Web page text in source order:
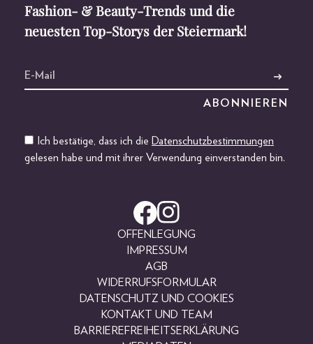
Fashion- & Beauty-Trends und die
neuesten Top-Storys der Steiermark!
Ich bestätige, dass ich die Datenschutzbestimmungen
gelesen habe und mit ihrer Verwendung einverstanden bin.
OFFENLEGUNG
IMPRESSUM
AGB
WIDERRUFSFORMULAR
DATENSCHUTZ UND COOKIES
KONTAKT UND TEAM
BARRIEREFREIHEITSERKLÄRUNG